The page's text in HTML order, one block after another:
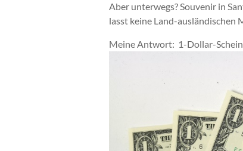
Aber unterwegs? Souvenir in
lasst keine Land-ausländischen
Meine Antwort: 1-Dollar-